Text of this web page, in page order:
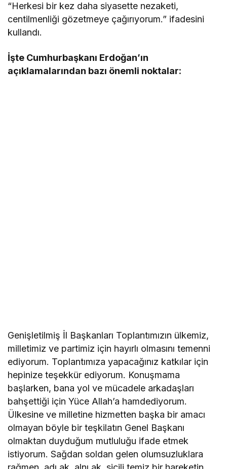
“Herkesi bir kez daha siyasette nezaketi,
centilmenliği gözetmeye çağırıyorum.” ifadesini
kullandı.
İşte Cumhurbaşkanı Erdoğan’ın
açıklamalarından bazı önemli noktalar:
Genişletilmiş İl Başkanları Toplantımızın ülkemiz,
milletimiz ve partimiz için hayırlı olmasını temenni
ediyorum. Toplantımıza yapacağınız katkılar için
hepinize teşekkür ediyorum. Konuşmama
başlarken, bana yol ve mücadele arkadaşları
bahşettiği için Yüce Allah’a hamdediyorum.
Ülkesine ve milletine hizmetten başka bir amacı
olmayan böyle bir teşkilatın Genel Başkanı
olmaktan duyduğum mutluluğu ifade etmek
istiyorum. Sağdan soldan gelen olumsuzluklara